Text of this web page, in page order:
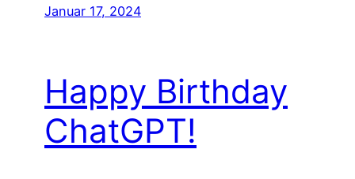
Januar 17, 2024
Happy Birthday
ChatGPT!